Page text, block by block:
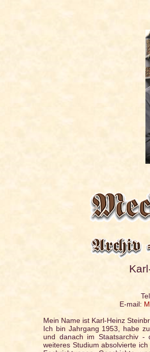
E-mail:
Mein Name ist Karl-Heinz
Ich bin Jahrgang 1953, habe
und danach im Staatsarchiv -
weiteres Studium absolvierte